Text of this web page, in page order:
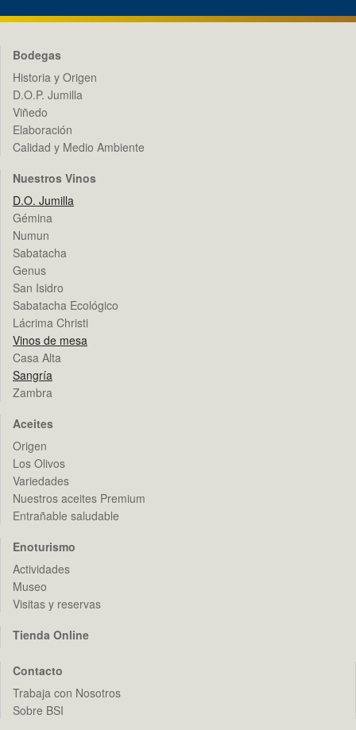
Bodegas
Historia y Origen
D.O.P. Jumilla
Viñedo
Elaboración
Calidad y Medio Ambiente
Nuestros Vinos
D.O. Jumilla
Gémina
Numun
Sabatacha
Genus
San Isidro
Sabatacha Ecológico
Lácrima Christi
Vinos de mesa
Casa Alta
Sangría
Zambra
Aceites
Origen
Los Olivos
Variedades
Nuestros aceites Premium
Entrañable saludable
Enoturismo
Actividades
Museo
Visitas y reservas
Tienda Online
Contacto
Trabaja con Nosotros
Sobre BSI